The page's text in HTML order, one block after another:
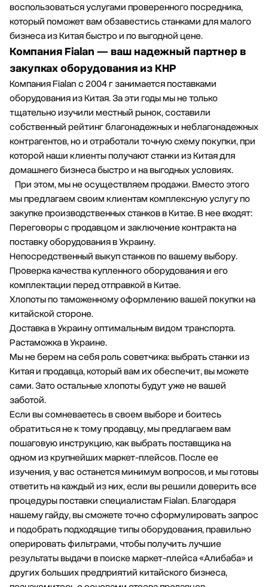
воспользоваться услугами проверенного посредника,
который поможет вам обзавестись станками для малого
бизнеса из Китая быстро и по выгодной цене.
Компания Fialan — ваш надежный партнер в
закупках оборудования из КНР
Компания Fialan c 2004 г занимается поставками
оборудования из Китая. За эти годы мы не только
тщательно изучили местный рынок, составили
собственный рейтинг благонадежных и неблагонадежных
контрагентов, но и отработали точную схему покупки, при
которой наши клиенты получают станки из Китая для
домашнего бизнеса быстро и на выгодных условиях.
При этом, мы не осуществляем продажи. Вместо этого
мы предлагаем своим клиентам комплексную услугу по
закупке производственных станков в Китае. В нее входят:
Переговоры с продавцом и заключение контракта на
поставку оборудования в Украину.
Непосредственный выкуп станков по вашему выбору.
Проверка качества купленного оборудования и его
комплектации перед отправкой в Китае.
Хлопоты по таможенному оформлению вашей покупки на
китайской стороне.
Доставка в Украину оптимальным видом транспорта.
Растаможка в Украине.
Мы не берем на себя роль советчика: выбрать станки из
Китая и продавца, который вам их обеспечит, вы можете
сами. Зато остальные хлопоты будут уже не вашей
заботой.
Если вы сомневаетесь в своем выборе и боитесь
обратиться не к тому продавцу, мы предлагаем вам
пошаговую инструкцию,как выбрать поставщика на
одном из крупнейших маркет-плейсов. После ее
изучения, у вас останется минимум вопросов, и мы готовы
ответить на каждый из них, если вы решили доверить все
процедуры поставки специалистам Fialan. Благодаря
нашему гайду, вы сможете точно сформулировать запрос
и подобрать подходящие типы оборудования, правильно
оперировать фильтрами, чтобы получить лучшие
результаты выдачи в поиске маркет-плейса «Алибаба» и
других больших предприятий китайского бизнеса,